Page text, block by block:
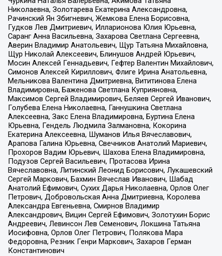
Николаевна, Золотарева Екатерина Александровна,
Рачинский Ян Збигневич, Жемкова Елена Борисовна,
Гудков Лев Дмитриевич, Илларионова Юлия Юрьевна,
Саранг Анна Васильевна, Захарова Светлана Сергеевна,
Аверин Владимир Анатольевич, Щур Татьяна Михайловна,
Щур Николай Алексеевич, Блинушов Андрей Юрьевич,
Мосин Алексей Геннадьевич, Гефтер Валентин Михайлович,
Симонов Алексей Кириллович, Флиге Ирина Анатольевна,
Мельникова Валентина Дмитриевна, Вититинова Елена
Владимировна, Баженова Светлана Куприяновна,
Максимов Сергей Владимирович, Беляев Сергей Иванович,
Голубева Елена Николаевна, Ганнушкина Светлана
Алексеевна, Закс Елена Владимировна, Буртина Елена
Юрьевна, Гендель Людмила Залмановна, Кокорина
Екатерина Алексеевна, Шуманов Илья Вячеславович,
Арапова Галина Юрьевна, Свечников Анатолий Мариевич,
Прохоров Вадим Юрьевич, Шахова Елена Владимировна,
Подузов Сергей Васильевич, Протасова Ирина
Вячеславовна, Литинский Леонид Борисович, Лукашевский
Сергей Маркович, Бахмин Вячеслав Иванович, Шабад
Анатолий Ефимович, Сухих Дарья Николаевна, Орлов Олег
Петрович, Добровольская Анна Дмитриевна, Королева
Александра Евгеньевна, Смирнов Владимир
Александрович, Вицин Сергей Ефимович, Золотухин Борис
Андреевич, Левинсон Лев Семенович, Локшина Татьяна
Иосифовна, Орлов Олег Петрович, Полякова Мара
Федоровна, Резник Генри Маркович, Захаров Герман
Константинович